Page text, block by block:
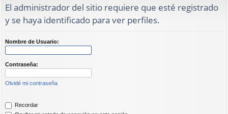
pi
do
El administrador del sitio requiere que esté registrado
y se haya identificado para ver perfiles.
Nombre de Usuario:
Contraseña:
Olvidé mi contraseña
Recordar